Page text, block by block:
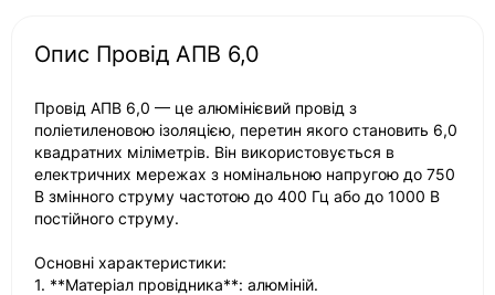
Опис Провід АПВ 6,0
Провід АПВ 6,0 — це алюмінієвий провід з
поліетиленовою ізоляцією, перетин якого становить 6,0
квадратних міліметрів. Він використовується в
електричних мережах з номінальною напругою до 750
В змінного струму частотою до 400 Гц або до 1000 В
постійного струму.
Основні характеристики:
1. **Матеріал провідника**: алюміній.